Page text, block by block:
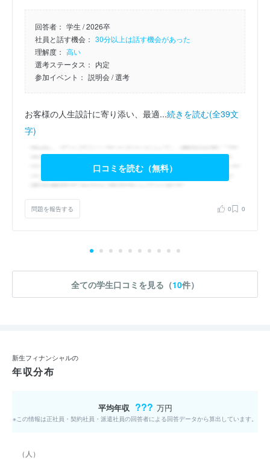
回答者： 学生 / 2026卒
社員と話す機会： 30分以上は話す機会があった
理解度： 高い
選考ステータス： 内定
参加イベント： 説明会/ 選考
お客様の人生設計に寄り添い、最適...続きを読む(全39文
字)
口コミを読む（無料）
問題を報告する 0 0
全ての学生口コミを見る（10件）
新生フィナンシャルの
年収分布
平均年収 ??? 万円
※この情報は正社員・契約社員・派遣社員の回答者による回答データから算出しています。
（人）